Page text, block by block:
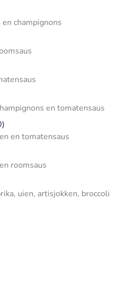
champignons
en tomatensaus
en tomatensaus
roomsaus
uien, artisjokken, broccoli